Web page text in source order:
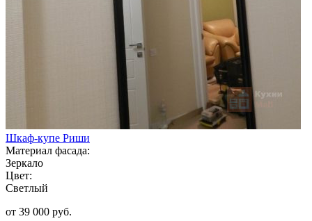
Шкаф-купе Риши
Материал фасада:
Зеркало
Цвет:
Светлый
от 39 000 руб.